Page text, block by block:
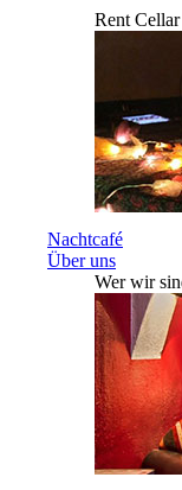
Rent Cellar
Nachtcafé
Über uns
Wer wir